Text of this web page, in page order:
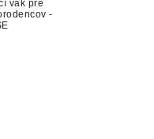
vak pre
-